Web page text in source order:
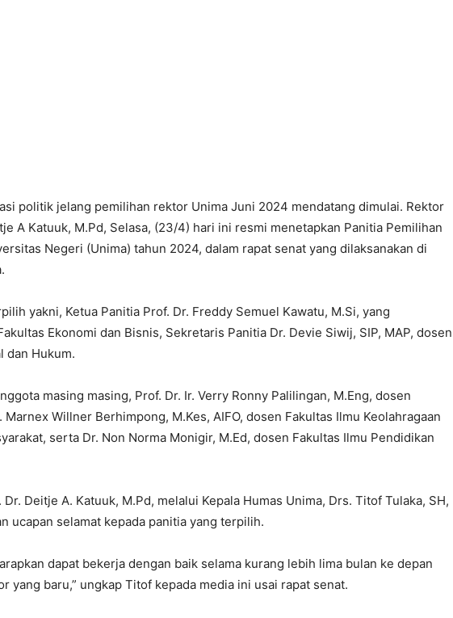
politik jelang pemilihan rektor Unima Juni 2024 mendatang dimulai. Rektor
A Katuuk, M.Pd, Selasa, (23/4) hari ini resmi menetapkan Panitia Pemilihan
Negeri (Unima) tahun 2024, dalam rapat senat yang dilaksanakan di
yakni, Ketua Panitia Prof. Dr. Freddy Semuel Kawatu, M.Si, yang
Ekonomi dan Bisnis, Sekretaris Panitia Dr. Devie Siwij, SIP, MAP, dosen
dan Hukum.
masing masing, Prof. Dr. Ir. Verry Ronny Palilingan, M.Eng, dosen
Marnex Willner Berhimpong, M.Kes, AIFO, dosen Fakultas Ilmu Keolahragaan
serta Dr. Non Norma Monigir, M.Ed, dosen Fakultas Ilmu Pendidikan
Deitje A. Katuuk, M.Pd, melalui Kepala Humas Unima, Drs. Titof Tulaka, SH,
ucapan selamat kepada panitia yang terpilih.
dapat bekerja dengan baik selama kurang lebih lima bulan ke depan
yang baru,” ungkap Titof kepada media ini usai rapat senat.